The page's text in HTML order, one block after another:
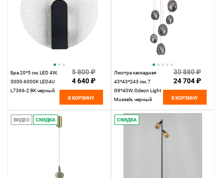
Бра 20*5 см, LED 4W,
3000-6000K LED4U
L7366-2 BK черный
5 800 ₽
4 640 ₽
В КОРЗИНУ
Люстра каскадная
43*43*243 см, 7
G9*40W, Odeon Light
Mussels, черный
30 880 ₽
24 704 ₽
В КОРЗИНУ
ВИДЕО СКИДКА СКИДКА